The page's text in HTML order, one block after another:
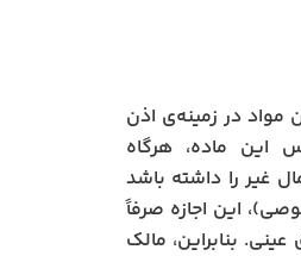
مواد در زمینه‌ی اذن
این ماده، هرگاه
غیر را داشته باشد
این اجازه صرفاً
بنابراین، مالک